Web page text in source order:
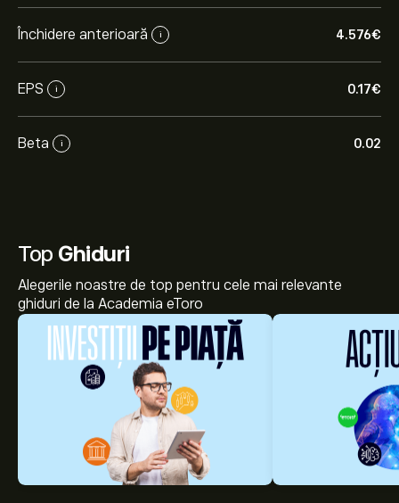
Închidere anterioară i 4.576‎€‎
EPS i 0.17‎€‎
Beta i 0.02
Top Ghiduri
Alegerile noastre de top pentru cele mai relevante
ghiduri de la Academia eToro